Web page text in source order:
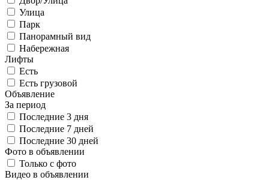
Улица
Парк
Панорамный вид
Набережная
Лифты
Есть
Есть грузовой
Объявление
За период
Последние 3 дня
Последние 7 дней
Последние 30 дней
Фото в объявлении
Только с фото
Видео в объявлении